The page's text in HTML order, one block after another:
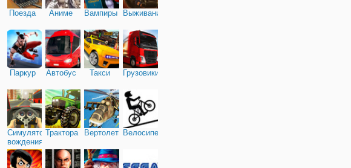
Поезда Аниме Вампиры Выживание
Паркур Автобус Такси Грузовики
Симулятор
вождения
Трактора ВертолетыВелосипед